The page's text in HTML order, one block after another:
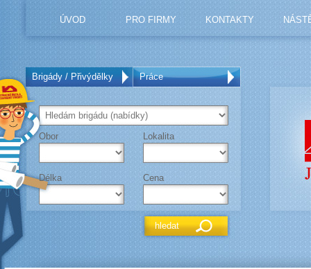
ÚVOD PRO FIRMY KONTAKTY
Brigády / Přivýdělky Práce
Obor Lokalita
Délka Cena